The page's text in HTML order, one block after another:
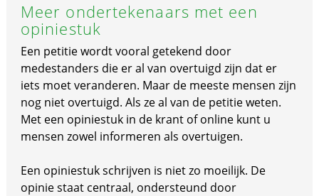
Meer ondertekenaars met een
opiniestuk
Een petitie wordt vooral getekend door
medestanders die er al van overtuigd zijn dat er
iets moet veranderen. Maar de meeste mensen zijn
nog niet overtuigd. Als ze al van de petitie weten.
Met een opiniestuk in de krant of online kunt u
mensen zowel informeren als overtuigen.
Een opiniestuk schrijven is niet zo moeilijk. De
opinie staat centraal, ondersteund door